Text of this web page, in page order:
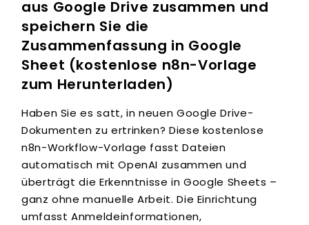
aus Google Drive zusammen und
speichern Sie die
Zusammenfassung in Google
Sheet (kostenlose n8n-Vorlage
zum Herunterladen)
Haben Sie es satt, in neuen Google Drive-
Dokumenten zu ertrinken? Diese kostenlose
n8n-Workflow-Vorlage fasst Dateien
automatisch mit OpenAI zusammen und
überträgt die Erkenntnisse in Google Sheets –
ganz ohne manuelle Arbeit. Die Einrichtung
umfasst Anmeldeinformationen,